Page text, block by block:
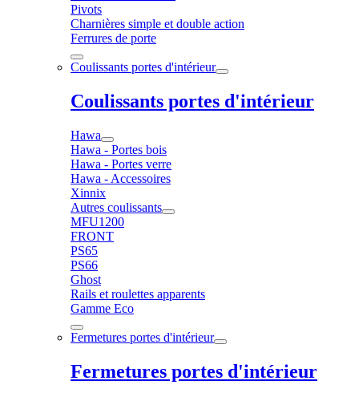
Pivots
Charnières simple et double action
Ferrures de porte
Coulissants portes d'intérieur
Coulissants portes d'intérieur
Hawa
Hawa - Portes bois
Hawa - Portes verre
Hawa - Accessoires
Xinnix
Autres coulissants
MFU1200
FRONT
PS65
PS66
Ghost
Rails et roulettes apparents
Gamme Eco
Fermetures portes d'intérieur
Fermetures portes d'intérieur